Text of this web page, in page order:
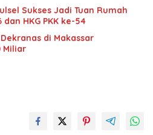
Sukses Jadi Tuan Rumah
HKG PKK ke-54
di Makassar
Miliar